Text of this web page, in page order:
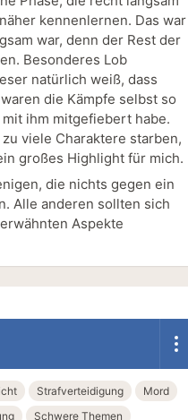
kennenlernen. Das war
war, denn der Rest der
Besonderes Lob
natürlich weiß, dass
die Kämpfe selbst so
ihm mitgefiebert habe.
viele Charaktere starben,
großes Highlight für mich.
die nichts gegen ein
Alle anderen sollten sich
Aspekte
Strafverteidigung
Mord
Schwere Themen